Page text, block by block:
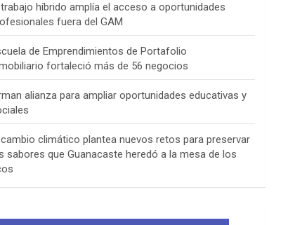
trabajo híbrido amplía el acceso a oportunidades
fuera del GAM
de Emprendimientos de Portafolio
fortaleció más de 56 negocios
alianza para ampliar oportunidades educativas y
cambio climático plantea nuevos retos para preservar
sabores que Guanacaste heredó a la mesa de los